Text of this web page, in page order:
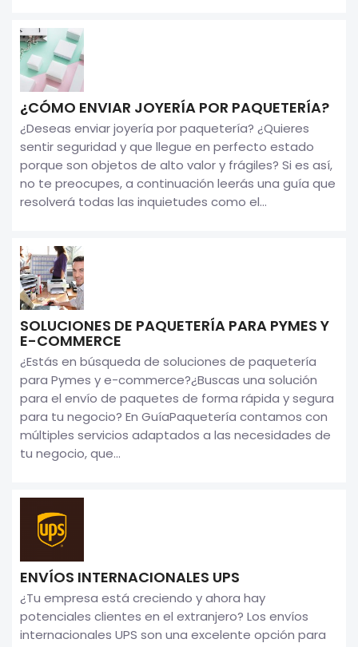
¿CÓMO ENVIAR JOYERÍA POR PAQUETERÍA?
¿Deseas enviar joyería por paquetería? ¿Quieres
sentir seguridad y que llegue en perfecto estado
porque son objetos de alto valor y frágiles? Si es así,
no te preocupes, a continuación leerás una guía que
resolverá todas las inquietudes como el...
SOLUCIONES DE PAQUETERÍA PARA PYMES Y
E-COMMERCE
¿Estás en búsqueda de soluciones de paquetería
para Pymes y e-commerce?¿Buscas una solución
para el envío de paquetes de forma rápida y segura
para tu negocio? En GuíaPaquetería contamos con
múltiples servicios adaptados a las necesidades de
tu negocio, que...
ENVÍOS INTERNACIONALES UPS
¿Tu empresa está creciendo y ahora hay
potenciales clientes en el extranjero? Los envíos
internacionales UPS son una excelente opción para